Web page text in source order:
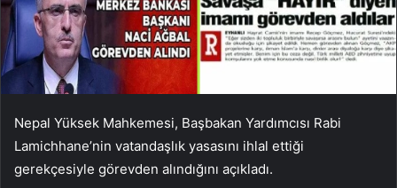
Nepal Yüksek Mahkemesi, Başbakan Yardımcısı Rabi
Lamichhane’nin vatandaşlık yasasını ihlal ettiği
gerekçesiyle görevden alındığını açıkladı.